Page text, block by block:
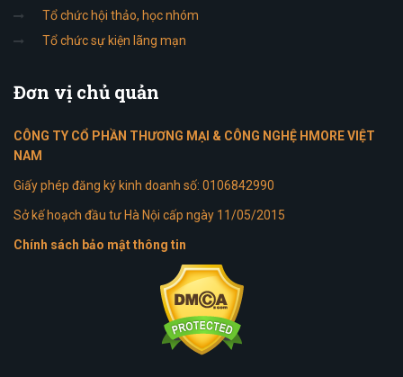
Tổ chức hội thảo, học nhóm
Tổ chức sự kiện lãng mạn
Đơn vị chủ quản
CÔNG TY CỔ PHẦN THƯƠNG MẠI & CÔNG NGHỆ HMORE VIỆT
NAM
Giấy phép đăng ký kinh doanh số: 0106842990
Sở kế hoạch đầu tư Hà Nội cấp ngày 11/05/2015
Chính sách bảo mật thông tin